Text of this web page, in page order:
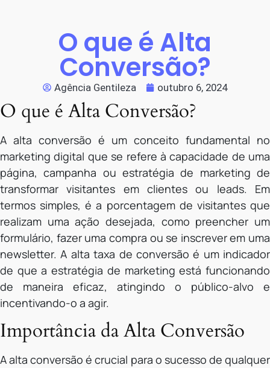
O que é Alta
Conversão?
Agência Gentileza outubro 6, 2024
O que é Alta Conversão?
A alta conversão é um conceito fundamental no
marketing digital que se refere à capacidade de uma
página, campanha ou estratégia de marketing de
transformar visitantes em clientes ou leads. Em
termos simples, é a porcentagem de visitantes que
realizam uma ação desejada, como preencher um
formulário, fazer uma compra ou se inscrever em uma
newsletter. A alta taxa de conversão é um indicador
de que a estratégia de marketing está funcionando
de maneira eficaz, atingindo o público-alvo e
incentivando-o a agir.
Importância da Alta Conversão
A alta conversão é crucial para o sucesso de qualquer